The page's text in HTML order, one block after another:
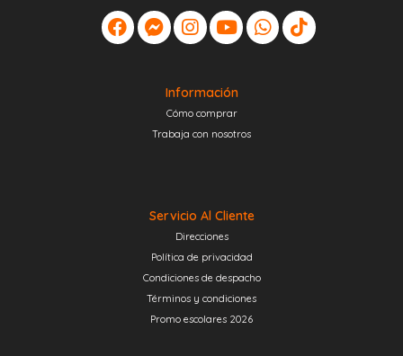
Información
Cómo comprar
Trabaja con nosotros
Servicio Al Cliente
Direcciones
Política de privacidad
Condiciones de despacho
Términos y condiciones
Promo escolares 2026